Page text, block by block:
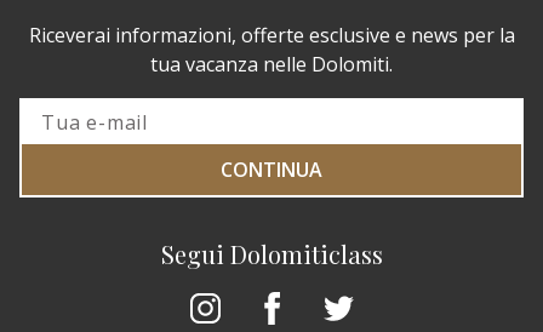
Segui Dolomiticlass
Riceverai informazioni, offerte esclusive e news per la
tua vacanza nelle Dolomiti.
CONTINUA